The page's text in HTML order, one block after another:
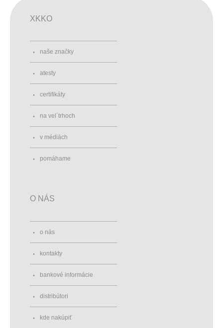
XKKO
naše značky
atesty
certifikáty
na vel´trhoch
v médiách
pomáhame
O NÁS
o nás
kontakty
bankové informácie
distribútori
kde nakúpiť